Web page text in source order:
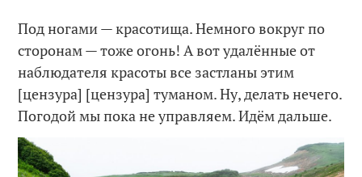
Под ногами — красотища. Немного вокруг по
сторонам — тоже огонь! А вот удалённые от
наблюдателя красоты все застланы этим
[цензура] [цензура] туманом. Ну, делать нечего.
Погодой мы пока не управляем. Идём дальше.